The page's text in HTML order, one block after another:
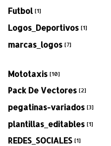
Futbol [1]
Logos_Deportivos [1]
marcas_logos [7]
Mototaxis [10]
Pack De Vectores [2]
pegatinas-variados [3]
plantillas_editables [1]
REDES_SOCIALES [1]